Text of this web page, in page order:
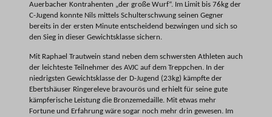
Auerbacher Kontrahenten „der große Wurf“. Im Limit bis 76kg der
C-Jugend konnte Nils mittels Schulterschwung seinen Gegner
bereits in der ersten Minute entscheidend bezwingen und sich so
den Sieg in dieser Gewichtsklasse sichern.
Mit Raphael Trautwein stand neben dem schwersten Athleten auch
der leichteste Teilnehmer des AVJC auf dem Treppchen. In der
niedrigsten Gewichtsklasse der D-Jugend (23kg) kämpfte der
Ebertshäuser Ringereleve bravourös und erhielt für seine gute
kämpferische Leistung die Bronzemedaille. Mit etwas mehr
Fortune und Erfahrung wäre sogar noch mehr drin gewesen. Im